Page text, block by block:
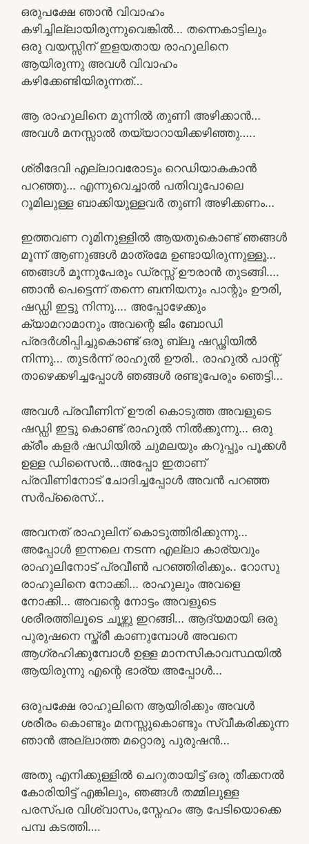
ഒരുപക്ഷേ ഞാൻ വിവാഹം
കഴിച്ചില്ലായിരുന്നുവെങ്കിൽ… തന്നെകാട്ടിലും
ഒരു വയസ്സിന് ഇളയതായ രാഹുലിനെ
ആയിരുന്നു അവൾ വിവാഹം
കഴിക്കേണ്ടിയിരുന്നത്…
ആ രാഹുലിനെ മുന്നിൽ തുണി അഴിക്കാൻ…
അവൾ മനസ്സാൽ തയ്യാറായിക്കഴിഞ്ഞു…..
ശ്രീദേവി എല്ലാവരോടും റെഡിയാകകാൻ
പറഞ്ഞു… എന്നുവെച്ചാൽ പതിവുപോലെ
റൂമിലുള്ള ബാക്കിയുള്ളവർ തുണി അഴിക്കണം…
ഇത്തവണ റൂമിനുള്ളിൽ ആയതുകൊണ്ട് ഞങ്ങൾ
മൂന്ന് ആണുങ്ങൾ മാത്രമേ ഉണ്ടായിരുന്നുള്ളൂ…
ഞങ്ങൾ മൂന്നുപേരും ഡ്രസ്സ് ഊരാൻ തുടങ്ങി….
ഞാൻ പെട്ടെന്ന് തന്നെ ബനിയനും പാന്റും ഊരി,
ഷഡ്ഡി ഇട്ടു നിന്നു…. അപ്പോഴേക്കും
ക്യാമറാമാനും അവന്റെ ജിം ബോഡി
പ്രദർശിപ്പിച്ചുകൊണ്ട് ഒരു ബ്ലൂ ഷഡ്ഢിയിൽ
നിന്നു… തുടർന്ന് രാഹുൽ ഊരി.. രാഹുൽ പാന്റ്
താഴെക്കഴിച്ചപ്പോൾ ഞങ്ങൾ രണ്ടുപേരും ഞെട്ടി…
അവൾ പ്രവീണിന് ഊരി കൊടുത്ത അവളുടെ
ഷഡ്ഡി ഇട്ടു കൊണ്ട് രാഹുൽ നിൽക്കുന്നു… ഒരു
ക്രീം കളർ ഷഡിയിൽ ചുമലയും കറുപ്പും പൂക്കൾ
ഉള്ള ഡിസൈൻ…അപ്പോ ഇതാണ്
പ്രവീണിനോട് ചോദിച്ചപ്പോൾ അവൻ പറഞ്ഞ
സർപ്രൈസ്…
അവനത് രാഹുലിന് കൊടുത്തിരിക്കുന്നു…
അപ്പോൾ ഇന്നലെ നടന്ന എല്ലാ കാര്യവും
രാഹുലിനോട് പ്രവീൺ പറഞ്ഞിരിക്കും.. റോസു
രാഹുലിനെ നോക്കി… രാഹുലും അവളെ
നോക്കി… അവന്റെ നോട്ടം അവളുടെ
ശരീരത്തിലൂടെ ചൂഴ്ന്നു ഇറങ്ങി… ആദ്യമായി ഒരു
പുരുഷനെ സ്ത്രീ കാണുമ്പോൾ അവനെ
ആഗ്രഹിക്കുമ്പോൾ ഉള്ള മാനസികാവസ്ഥയിൽ
ആയിരുന്നു എന്റെ ഭാര്യ അപ്പോൾ…
ഒരുപക്ഷേ രാഹുലിനെ ആയിരിക്കും അവൾ
ശരീരം കൊണ്ടും മനസ്സുകൊണ്ടും സ്വീകരിക്കുന്ന
ഞാൻ അല്ലാത്ത മറ്റൊരു പുരുഷൻ…
അതു എനിക്കുള്ളിൽ ചെറുതായിട്ട് ഒരു തീക്കനൽ
കോരിയിട്ട് എങ്കിലും, ഞങ്ങൾ തമ്മിലുള്ള
പരസ്പര വിശ്വാസം,സ്നേഹം ആ പേടിയൊക്കെ
പമ്പ കടത്തി….